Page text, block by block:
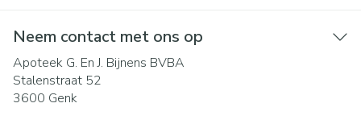
Neem contact met ons op
Apoteek G. En J. Bijnens BVBA
Stalenstraat 52
3600 Genk